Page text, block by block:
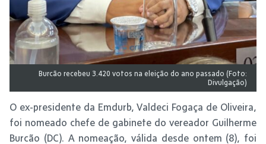
Burcão recebeu 3.420 votos na eleição do ano passado (Foto:
Divulgação)
O ex-presidente da Emdurb, Valdeci Fogaça de Oliveira,
foi nomeado chefe de gabinete do vereador Guilherme
Burcão (DC). A nomeação, válida desde ontem (8), foi